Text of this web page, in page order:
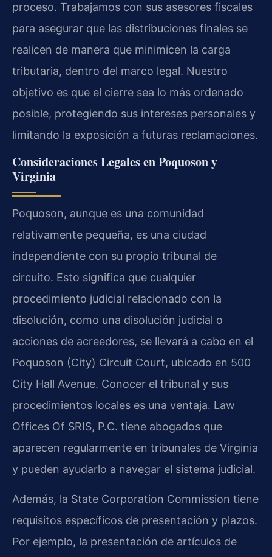
proceso. Trabajamos con sus asesores fiscales
para asegurar que las distribuciones finales se
realicen de manera que minimicen la carga
tributaria, dentro del marco legal. Nuestro
objetivo es que el cierre sea lo más ordenado
posible, protegiendo sus intereses personales y
limitando la exposición a futuras reclamaciones.
Consideraciones Legales en Poquoson y
Virginia
Poquoson, aunque es una comunidad
relativamente pequeña, es una ciudad
independiente con su propio tribunal de
circuito. Esto significa que cualquier
procedimiento judicial relacionado con la
disolución, como una disolución judicial o
acciones de acreedores, se llevará a cabo en el
Poquoson (City) Circuit Court, ubicado en 500
City Hall Avenue. Conocer el tribunal y sus
procedimientos locales es una ventaja. Law
Offices Of SRIS, P.C. tiene abogados que
aparecen regularmente en tribunales de Virginia
y pueden ayudarlo a navegar el sistema judicial.
Además, la State Corporation Commission tiene
requisitos específicos de presentación y plazos.
Por ejemplo, la presentación de artículos de